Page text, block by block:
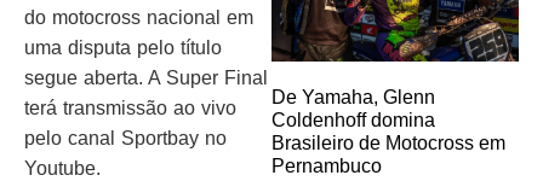
do motocross nacional em
uma disputa pelo título
segue aberta. A Super Final
terá transmissão ao vivo
pelo canal Sportbay no
Youtube.
De Yamaha, Glenn
Coldenhoff domina
Brasileiro de Motocross em
Pernambuco